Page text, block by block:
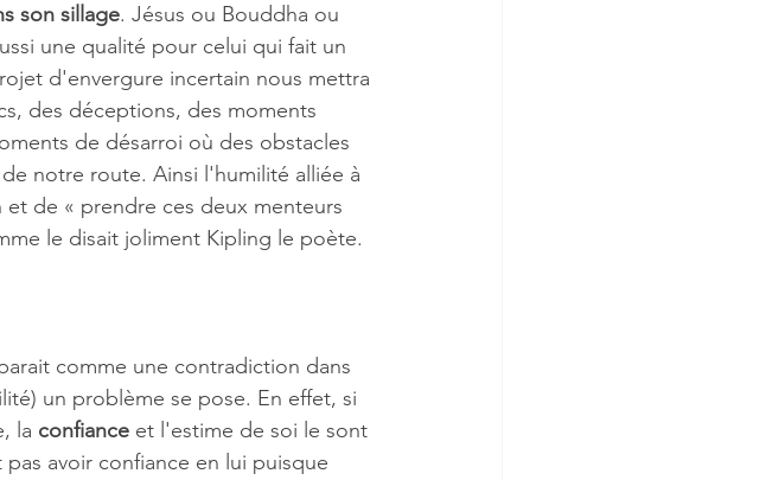
son sillage. Jésus ou Bouddha ou
une qualité pour celui qui fait un
d'envergure incertain nous mettra
des déceptions, des moments
de désarroi où des obstacles
notre route. Ainsi l'humilité alliée à
de « prendre ces deux menteurs
le disait joliment Kipling le poète.
comme une contradiction dans
un problème se pose. En effet, si
la confiance et l'estime de soi le sont
avoir confiance en lui puisque